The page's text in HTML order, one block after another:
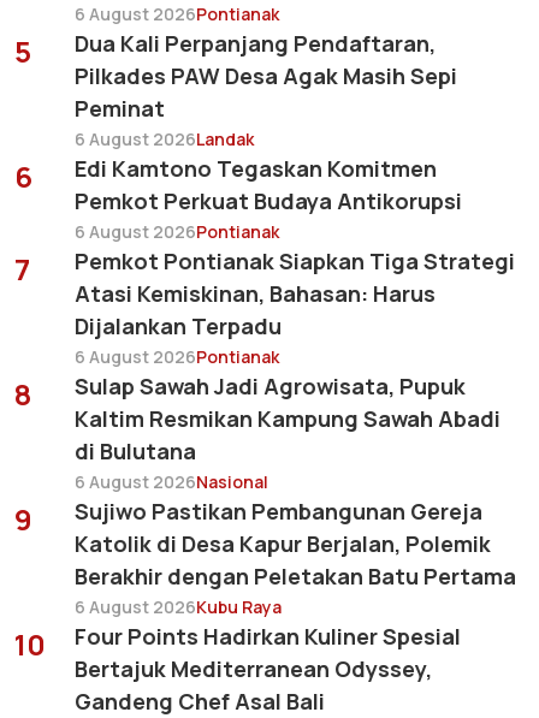
6 August 2026Pontianak
5
Dua Kali Perpanjang Pendaftaran,
Pilkades PAW Desa Agak Masih Sepi
Peminat
6 August 2026Landak
6
Edi Kamtono Tegaskan Komitmen
Pemkot Perkuat Budaya Antikorupsi
6 August 2026Pontianak
7
Pemkot Pontianak Siapkan Tiga Strategi
Atasi Kemiskinan, Bahasan: Harus
Dijalankan Terpadu
6 August 2026Pontianak
8
Sulap Sawah Jadi Agrowisata, Pupuk
Kaltim Resmikan Kampung Sawah Abadi
di Bulutana
6 August 2026Nasional
9
Sujiwo Pastikan Pembangunan Gereja
Katolik di Desa Kapur Berjalan, Polemik
Berakhir dengan Peletakan Batu Pertama
6 August 2026Kubu Raya
10
Four Points Hadirkan Kuliner Spesial
Bertajuk Mediterranean Odyssey,
Gandeng Chef Asal Bali